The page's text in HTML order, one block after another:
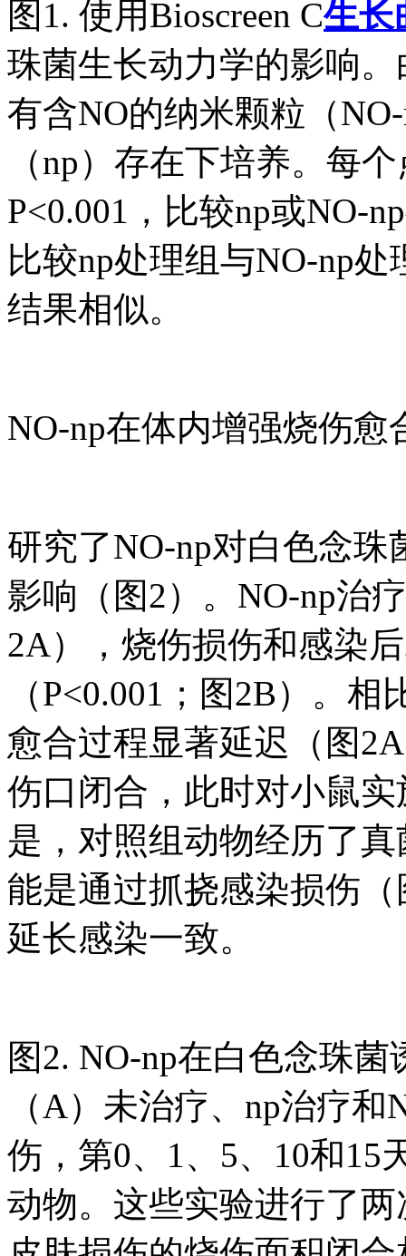
图1. 使用Bioscreen C生长
珠菌生长动力学的影响
有含NO的纳米颗粒（
（np）存在下培养。每
P<0.001，比较np或NO-
比较np处理组与NO-np
结果相似。
NO-np在体内增强烧伤愈
研究了NO-np对白色念珠
影响（图2）。NO-np治
2A），烧伤损伤和感染
（P<0.001；图2B）。
愈合过程显著延迟（图
伤口闭合，此时对小鼠
是，对照组动物经历了
能是通过抓挠感染损伤
延长感染一致。
图2. NO-np在白色念珠
（A）未治疗、np治疗
伤，第0、1、5、10和15
动物。这些实验进行了